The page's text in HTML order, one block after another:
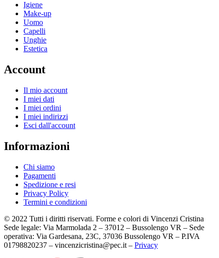
Igiene
Make-up
Uomo
Capelli
Unghie
Estetica
Account
Il mio account
I miei dati
I miei ordini
I miei indirizzi
Esci dall'account
Informazioni
Chi siamo
Pagamenti
Spedizione e resi
Privacy Policy
Termini e condizioni
© 2022 Tutti i diritti riservati. Forme e colori di Vincenzi Cristina
Sede legale: Via Marmolada 2 – 37012 – Bussolengo VR – Sede
operativa: Via Gardesana, 23C, 37036 Bussolengo VR – P.IVA
01798820237 – vincenzicristina@pec.it – Privacy